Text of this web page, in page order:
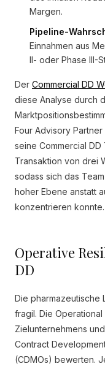
Margen.
Pipeline-
Einnahmen aus
II- oder Phase III-
Der Commercial DD
diese Analyse durch
Four Advisory
seine Commercial
Transaktion von drei
sodass sich das
hoher Ebene anstatt
konzentrieren konnte.
Operative
DD
Die pharmazeutische
fragil. Die
Zielunternehmens
Contract
(CDMOs) bewerten.